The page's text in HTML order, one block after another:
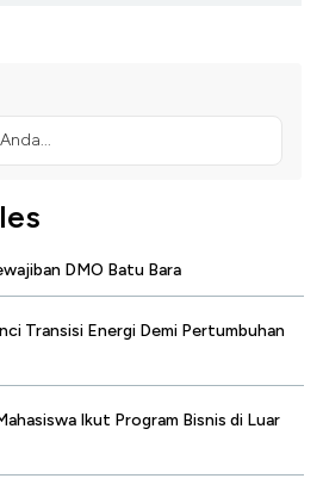
DMO Batu Bara
Transisi Energi Demi Pertumbuhan
Ikut Program Bisnis di Luar